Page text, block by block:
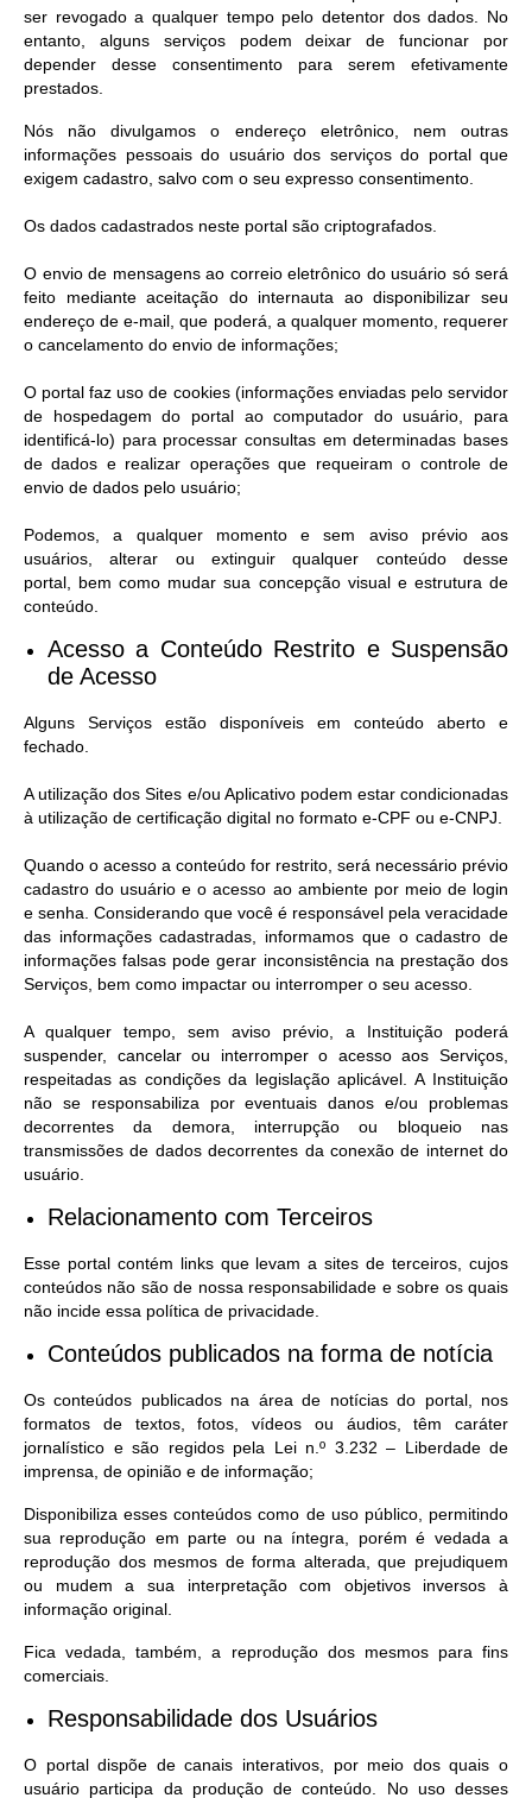
ser revogado a qualquer tempo pelo detentor dos dados. No
entanto, alguns serviços podem deixar de funcionar por
depender desse consentimento para serem efetivamente
prestados.
Nós não divulgamos o endereço eletrônico, nem outras
informações pessoais do usuário dos serviços do portal que
exigem cadastro, salvo com o seu expresso consentimento.
Os dados cadastrados neste portal são criptografados.
O envio de mensagens ao correio eletrônico do usuário só será
feito mediante aceitação do internauta ao disponibilizar seu
endereço de e-mail, que poderá, a qualquer momento, requerer
o cancelamento do envio de informações;
O portal faz uso de cookies (informações enviadas pelo servidor
de hospedagem do portal ao computador do usuário, para
identificá-lo) para processar consultas em determinadas bases
de dados e realizar operações que requeiram o controle de
envio de dados pelo usuário;
Podemos, a qualquer momento e sem aviso prévio aos
usuários, alterar ou extinguir qualquer conteúdo desse
portal, bem como mudar sua concepção visual e estrutura de
conteúdo.
Acesso a Conteúdo Restrito e Suspensão
de Acesso​
Alguns Serviços estão disponíveis em conteúdo aberto e
fechado.
A utilização dos Sites e/ou Aplicativo podem estar condicionadas
à utilização de certificação digital no formato e-CPF ou e-CNPJ.
Quando o acesso a conteúdo for restrito, será necessário prévio
cadastro do usuário e o acesso ao ambiente por meio de login
e senha. Considerando que você é responsável pela veracidade
das informações cadastradas, informamos que o cadastro de
informações falsas pode gerar inconsistência na prestação dos
Serviços, bem como impactar ou interromper o seu acesso.
A qualquer tempo, sem aviso prévio, a Instituição poderá
suspender, cancelar ou interromper o acesso aos Serviços,
respeitadas as condições da legislação aplicável. A Instituição
não se responsabiliza por eventuais danos e/ou problemas
decorrentes da demora, interrupção ou bloqueio nas
transmissões de dados decorrentes da conexão de internet do
usuário.
Relacionamento com Terceiros
Esse portal contém links que levam a sites de terceiros, cujos
conteúdos não são de nossa responsabilidade e sobre os quais
não incide essa política de privacidade.
Conteúdos publicados na forma de notícia
Os conteúdos publicados na área de notícias do portal, nos
formatos de textos, fotos, vídeos ou áudios, têm caráter
jornalístico e são regidos pela Lei n.º 3.232 – Liberdade de
imprensa, de opinião e de informação;
Disponibiliza esses conteúdos como de uso público, permitindo
sua reprodução em parte ou na íntegra, porém é vedada a
reprodução dos mesmos de forma alterada, que prejudiquem
ou mudem a sua interpretação com objetivos inversos à
informação original.
Fica vedada, também, a reprodução dos mesmos para fins
comerciais.
Responsabilidade dos Usuários
O portal dispõe de canais interativos, por meio dos quais o
usuário participa da produção de conteúdo. No uso desses